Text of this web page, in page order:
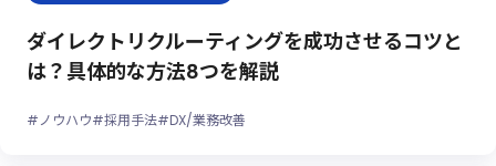
ダイレクトリクルーティングを成功させるコツと
は？具体的な方法8つを解説
#ノウハウ#採用手法#DX/業務改善